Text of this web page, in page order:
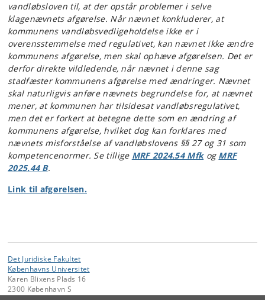
vandløbsloven til, at der opstår problemer i selve
klagenævnets afgørelse. Når nævnet konkluderer, at
kommunens vandløbsvedligeholdelse ikke er i
overensstemmelse med regulativet, kan nævnet ikke ændre
kommunens afgørelse, men skal ophæve afgørelsen. Det er
derfor direkte vildledende, når nævnet i denne sag
stadfæster kommunens afgørelse med ændringer. Nævnet
skal naturligvis anføre nævnets begrundelse for, at nævnet
mener, at kommunen har tilsidesat vandløbsregulativet,
men det er forkert at betegne dette som en ændring af
kommunens afgørelse, hvilket dog kan forklares med
nævnets misforståelse af vandløbslovens §§ 27 og 31 som
kompetencenormer. Se tillige MRF 2024.54 Mfkog MRF
2025.44 B.
Link til afgørelsen.
Det Juridiske Fakultet
Københavns Universitet
Karen Blixens Plads 16
2300 København S